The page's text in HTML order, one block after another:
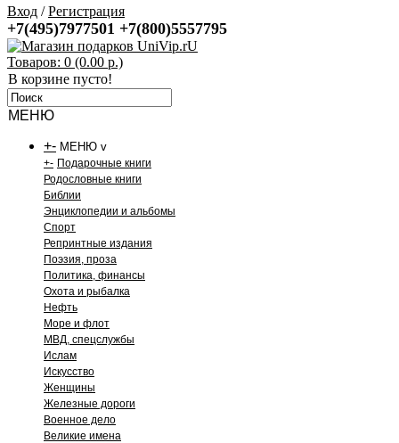
Вход /Регистрация
+7(495)7977501 +7(800)5557795
Товаров: 0 (0.00 р.)
В корзине пусто!
МЕНЮ
+- МЕНЮ v
+- Подарочные книги
Родословные книги
Библии
Энциклопедии и альбомы
Спорт
Репринтные издания
Поэзия, проза
Политика, финансы
Охота и рыбалка
Нефть
Море и флот
МВД, спецслужбы
Ислам
Искусство
Женщины
Железные дороги
Военное дело
Великие имена